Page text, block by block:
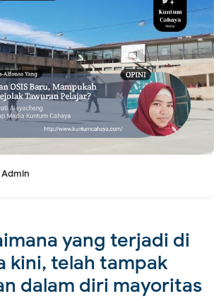
Admin
yang terjadi di
kini, telah tampak
dalam diri mayoritas